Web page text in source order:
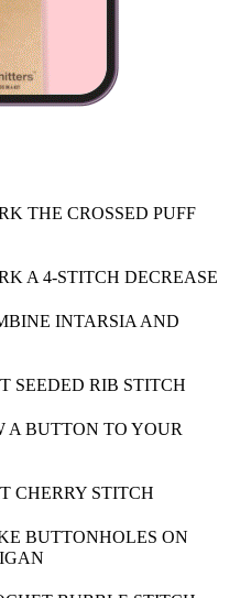
THE CROSSED PUFF
A 4-STITCH DECREASE
INTARSIA AND
SEEDED RIB STITCH
A BUTTON TO YOUR
CHERRY STITCH
BUTTONHOLES ON